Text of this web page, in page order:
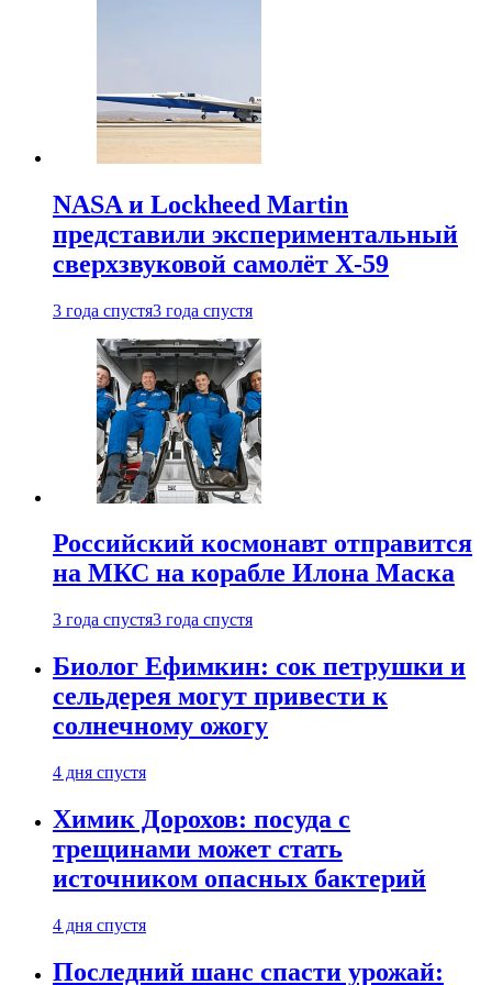
NASA и Lockheed Martin
представили экспериментальный
сверхзвуковой самолёт X-59
3 года спустя3 года спустя
Российский космонавт отправится
на МКС на корабле Илона Маска
3 года спустя3 года спустя
Биолог Ефимкин: сок петрушки и
сельдерея могут привести к
солнечному ожогу
4 дня спустя
Химик Дорохов: посуда с
трещинами может стать
источником опасных бактерий
4 дня спустя
Последний шанс спасти урожай: